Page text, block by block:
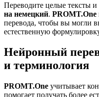
Переводите целые тексты и
на немецкий. PROMT.One
перевода, чтобы вы могли
естественную
Нейронный
и терминология
PROMT.One учитывает
помогает получать более